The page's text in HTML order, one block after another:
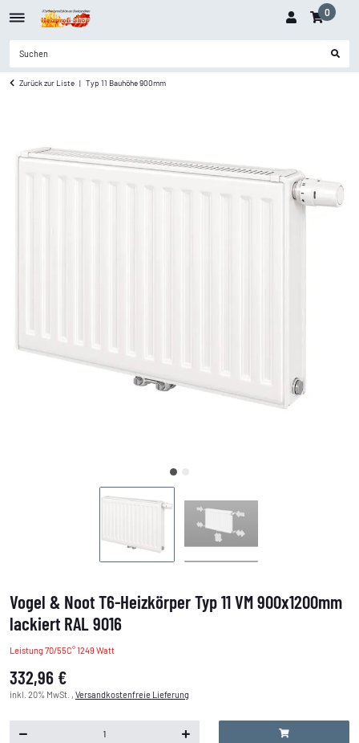
0
Zurück zur Liste Typ 11 Bauhöhe 900mm
Vogel & Noot T6-Heizkörper Typ 11 VM 900x1200mm
lackiert RAL 9016
Leistung 70/55C° 1249 Watt
332,96 €
inkl. 20% MwSt. , Versandkostenfreie Lieferung